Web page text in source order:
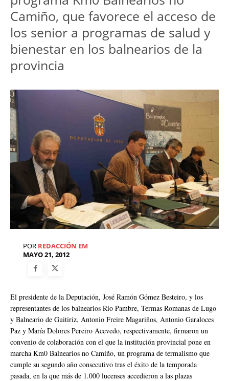
Camiño, que favorece el acceso de
los senior a programas de salud y
bienestar en los balnearios de la
provincia
POR REDACCIÓN EM
MAYO 21, 2012
El presidente de la Deputación, José Ramón Gómez Besteiro, y los
representantes de los balnearios Río Pambre, Termas Romanas de Lugo
y Balneario de Guitiriz, Antonio Freire Magariños, Antonio Garaloces
Paz y María Dolores Pereiro Acevedo, respectivamente, firmaron un
convenio de colaboración con el que la institución provincial pone en
marcha Km0 Balnearios no Camiño, un programa de termalismo que
cumple su segundo año consecutivo tras el éxito de la temporada
pasada, en la que más de 1.000 lucenses accedieron a las plazas